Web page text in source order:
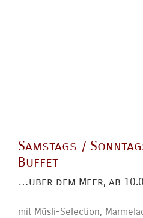
Samstags-/
Buffet
…über dem Meer, ab
mit Müsli-Selection,